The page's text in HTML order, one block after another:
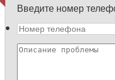
Введите номер